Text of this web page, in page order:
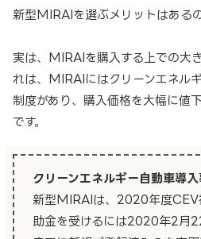
新型MIRAIを選ぶメリットはあるの
実は、MIRAIを購入する上での大
れは、MIRAIにはクリーンエネル
制度があり、購入価格を大幅に値
です。
クリーンエネルギー自動車導
新型MIRAIは、2020年度CEV
助金を受けるには2020年2月